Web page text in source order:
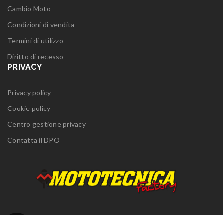
Cambio Moto
Condizioni di vendita
Termini di utilizzo
Diritto di recesso
PRIVACY
Privacy policy
Cookie policy
Centro gestione privacy
Contatta il DPO